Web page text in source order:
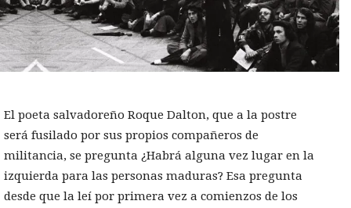
El poeta salvadoreño Roque Dalton, que a la postre
será fusilado por sus propios compañeros de
militancia, se pregunta ¿Habrá alguna vez lugar en la
izquierda para las personas maduras? Esa pregunta
desde que la leí por primera vez a comienzos de los